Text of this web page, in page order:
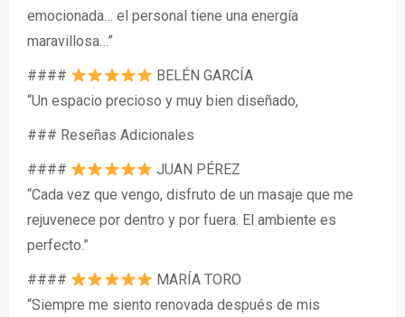
emocionada… el personal tiene una energía
maravillosa…”
####
BELÉN GARCÍA
“Un espacio precioso y muy bien diseñado,
### Reseñas Adicionales
####
JUAN PÉREZ
“Cada vez que vengo, disfruto de un masaje que me
rejuvenece por dentro y por fuera. El ambiente es
perfecto.”
####
MARÍA TORO
“Siempre me siento renovada después de mis